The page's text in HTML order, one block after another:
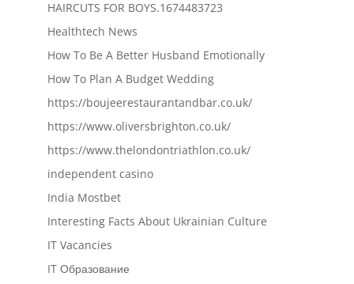
HAIRCUTS FOR BOYS.1674483723
Healthtech News
How To Be A Better Husband Emotionally
How To Plan A Budget Wedding
https://boujeerestaurantandbar.co.uk/
https://www.oliversbrighton.co.uk/
https://www.thelondontriathlon.co.uk/
independent casino
India Mostbet
Interesting Facts About Ukrainian Culture
IT Vacancies
IT Образование